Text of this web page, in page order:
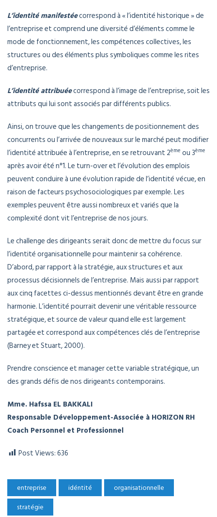
L’identité manifestéecorrespond à « l’identité historique » de
l’entreprise et comprend une diversité d’éléments comme le
mode de fonctionnement, les compétences collectives, les
structures ou des éléments plus symboliques comme les rites
d’entreprise.
L’identité attribuéecorrespond à l’image de l’entreprise, soit les
attributs qui lui sont associés par différents publics.
Ainsi, on trouve que les changements de positionnement des
concurrents ou l’arrivée de nouveaux sur le marché peut modifier
l’identité attribuée à l’entreprise, en se retrouvant 2ème ou 3ème
après avoir été n°1. Le turn-over et l’évolution des emplois
peuvent conduire à une évolution rapide de l’identité vécue, en
raison de facteurs psychosociologiques par exemple. Les
exemples peuvent être aussi nombreux et variés que la
complexité dont vit l’entreprise de nos jours.
Le challenge des dirigeants serait donc de mettre du focus sur
l’identité organisationnelle pour maintenir sa cohérence.
D’abord, par rapport à la stratégie, aux structures et aux
processus décisionnels de l’entreprise. Mais aussi par rapport
aux cinq facettes ci-dessus mentionnés devant être en grande
harmonie. L’identité pourrait devenir une véritable ressource
stratégique, et source de valeur quand elle est largement
partagée et correspond aux compétences clés de l’entreprise
(Barney et Stuart, 2000).
Prendre conscience et manager cette variable stratégique, un
des grands défis de nos dirigeants contemporains.
Mme. Hafssa EL BAKKALI
Responsable Développement-Associée à HORIZON RH
Coach Personnel et Professionnel
Post Views:636
entreprise idéntité
organisationnelle
stratégie